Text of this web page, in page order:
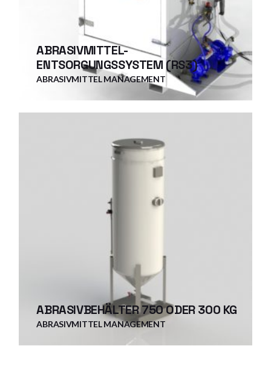
ABRASIVMITTEL-
ENTSORGUNGSSYSTEM (RS3)
ABRASIVMITTEL MANAGEMENT
ABRASIVBEHÄLTER 750 ODER 300 KG
ABRASIVMITTEL MANAGEMENT